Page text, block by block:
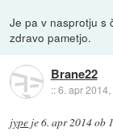
Je pa v nasprotju s
zdravo pametjo.
Brane22
::6. apr 2014,
jype je6. apr 2014 ob